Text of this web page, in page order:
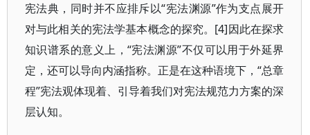
宪法典，同时并不应排斥以“宪法渊源”作为支点展开
对与此相关的宪法学基本概念的探究。[4]因此在探求
知识谱系的意义上，“宪法渊源”不仅可以用于外延界
定，还可以导向内涵指称。正是在这种语境下，“总章
程”宪法观体现着、引导着我们对宪法规范力方案的深
层认知。